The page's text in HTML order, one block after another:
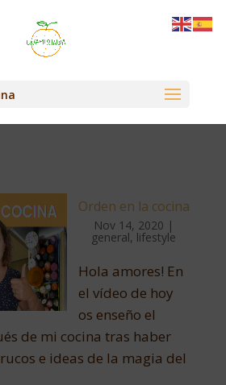
Orden en la cocina
Nov 14, 2020 |
general, lifestyle
Hola amores! En
el vídeo de hoy
os enseño el
de mi cocina tras haber
e ideas de la magia del